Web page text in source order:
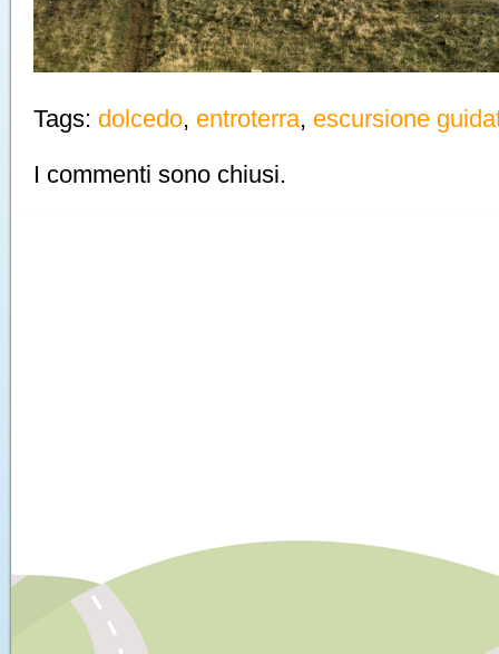
Tags: dolcedo, entroterra, escursione
I commenti sono chiusi.